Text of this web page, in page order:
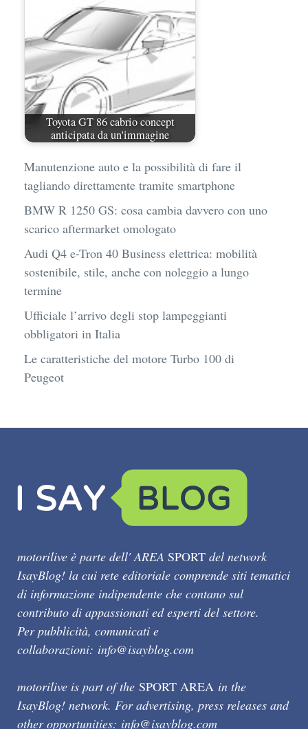
Toyota GT 86 cabrio concept
anticipata da un'immagine
Manutenzione auto e la possibilità di fare il
tagliando direttamente tramite smartphone
BMW R 1250 GS: cosa cambia davvero con uno
scarico aftermarket omologato
Audi Q4 e-Tron 40 Business elettrica: mobilità
sostenibile, stile, anche con noleggio a lungo
termine
Ufficiale l’arrivo degli stop lampeggianti
obbligatori in Italia
Le caratteristiche del motore Turbo 100 di
Peugeot
motorilive è parte dell' AREA SPORT del network
IsayBlog! la cui rete editoriale comprende siti tematici
di informazione indipendente che contano sul
contributo di appassionati ed esperti del settore.
Per pubblicità, comunicati e
collaborazioni: info@isayblog.com
motorilive is part of the SPORT AREA in the
IsayBlog! network. For advertising, press releases and
other opportunities: info@isayblog.com